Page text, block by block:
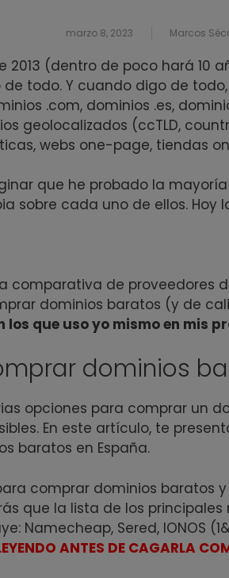
marzo 8, 2023 Marcos
2013 (dentro de poco hará 10
todo. Y cuando digo de
.com, dominios .es,
geolocalizados (ccTLD,
webs one-page, tiendas
que he probado la
sobre cada uno de ellos. Hoy
comparativa de proveedores
dominios baratos (y de
los que uso yo mismo en mis
dominios
opciones para comprar un
En este artículo, te
baratos en España.
comprar dominios baratos
que la lista de los
Namecheap, Sered, IONOS
ANTES DE CAGARLA